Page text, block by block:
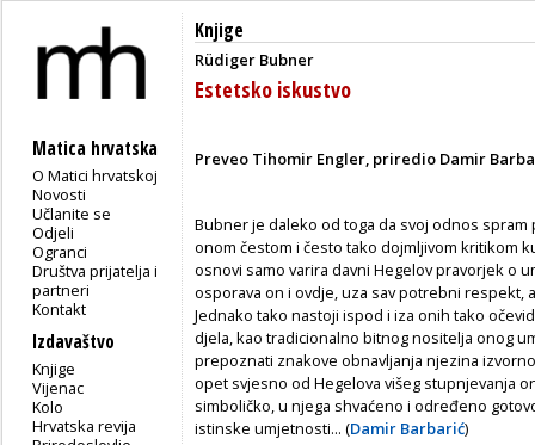
Matica hrvatska
O Matici hrvatskoj
Novosti
Učlanite se
Odjeli
Ogranci
Društva prijatelja i
partneri
Kontakt
Izdavaštvo
Knjige
Vijenac
Kolo
Hrvatska revija
Knjige
Rüdiger Bubner
Estetsko iskustvo
Preveo Tihomir Engler, priredio Damir
Bubner je daleko od toga da svoj odnos
onom čestom i često tako dojmljivom kritikom
osnovi samo varira davni Hegelov pravorjek o
osporava on i ovdje, uza sav potrebni respekt,
Jednako tako nastoji ispod i iza onih tako
djela, kao tradicionalno bitnog nositelja onog
prepoznati znakove obnavljanja njezina
opet svjesno od Hegelova višeg stupnjevanja
simboličko, u njega shvaćeno i određeno
istinske umjetnosti... (Damir Barbarić)